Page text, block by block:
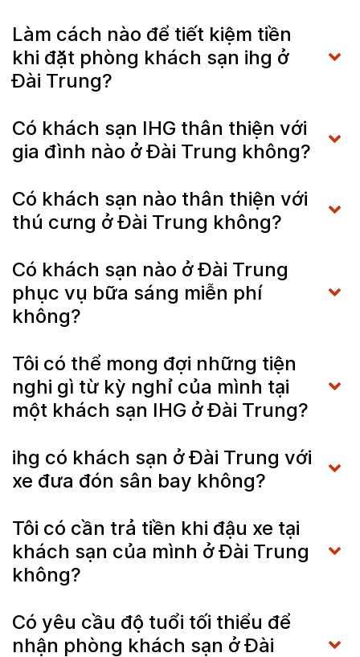
Làm cách nào để tiết kiệm tiền
khi đặt phòng khách sạn ihg ở
Đài Trung?
Có khách sạn IHG thân thiện với
gia đình nào ở Đài Trung không?
Có khách sạn nào thân thiện với
thú cưng ở Đài Trung không?
Có khách sạn nào ở Đài Trung
phục vụ bữa sáng miễn phí
không?
Tôi có thể mong đợi những tiện
nghi gì từ kỳ nghỉ của mình tại
một khách sạn IHG ở Đài Trung?
ihg có khách sạn ở Đài Trung với
xe đưa đón sân bay không?
Tôi có cần trả tiền khi đậu xe tại
khách sạn của mình ở Đài Trung
không?
Có yêu cầu độ tuổi tối thiểu để
nhận phòng khách sạn ở Đài